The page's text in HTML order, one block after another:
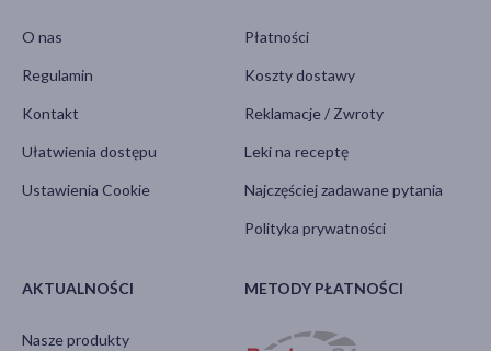
O nas
Regulamin
Kontakt
Ułatwienia dostępu
Ustawienia Cookie
Płatności
Koszty dostawy
Reklamacje / Zwroty
Leki na receptę
Najczęściej zadawane pytania
Polityka prywatności
AKTUALNOŚCI
Nasze produkty
METODY PŁATNOŚCI